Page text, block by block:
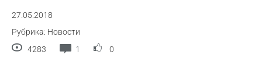
27.05.2018
Рубрика: Новости
4283
1 0